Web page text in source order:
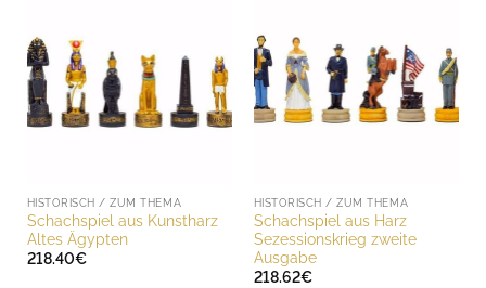
HISTORISCH / ZUM THEMA
Schachspiel aus Kunstharz
Altes Ägypten
218.40€
HISTORISCH / ZUM THEMA
Schachspiel aus Harz
Sezessionskrieg zweite
Ausgabe
218.62€